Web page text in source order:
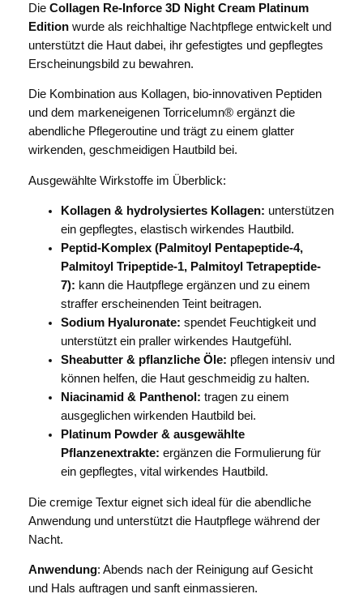
B
E
T
H
R
A
N
T
C
l
a
t
n
Die Collagen Re-Inforce 3D Night Cream Platinum
Editionwurde als reichhaltige Nachtpflege entwickelt und
unterstützt die Haut dabei, ihr gefestigtes und gepflegtes
Erscheinungsbild zu bewahren.
Die Kombination aus Kollagen, bio-innovativen Peptiden
und dem markeneigenen Torricelumn® ergänzt die
abendliche Pflegeroutine und trägt zu einem glatter
wirkenden, geschmeidigen Hautbild bei.
Ausgewählte Wirkstoffe im Überblick:
Kollagen & hydrolysiertes Kollagen: unterstützen
ein gepflegtes, elastisch wirkendes Hautbild.
Peptid-Komplex (Palmitoyl Pentapeptide-4,
Palmitoyl Tripeptide-1, Palmitoyl Tetrapeptide-
7): kann die Hautpflege ergänzen und zu einem
straffer erscheinenden Teint beitragen.
Sodium Hyaluronate: spendet Feuchtigkeit und
unterstützt ein praller wirkendes Hautgefühl.
Sheabutter & pflanzliche Öle: pflegen intensiv und
können helfen, die Haut geschmeidig zu halten.
Niacinamid & Panthenol: tragen zu einem
ausgeglichen wirkenden Hautbild bei.
Platinum Powder & ausgewählte
Pflanzenextrakte: ergänzen die Formulierung für
ein gepflegtes, vital wirkendes Hautbild.
Die cremige Textur eignet sich ideal für die abendliche
Anwendung und unterstützt die Hautpflege während der
Nacht.
Anwendung: Abends nach der Reinigung auf Gesicht
und Hals auftragen und sanft einmassieren.